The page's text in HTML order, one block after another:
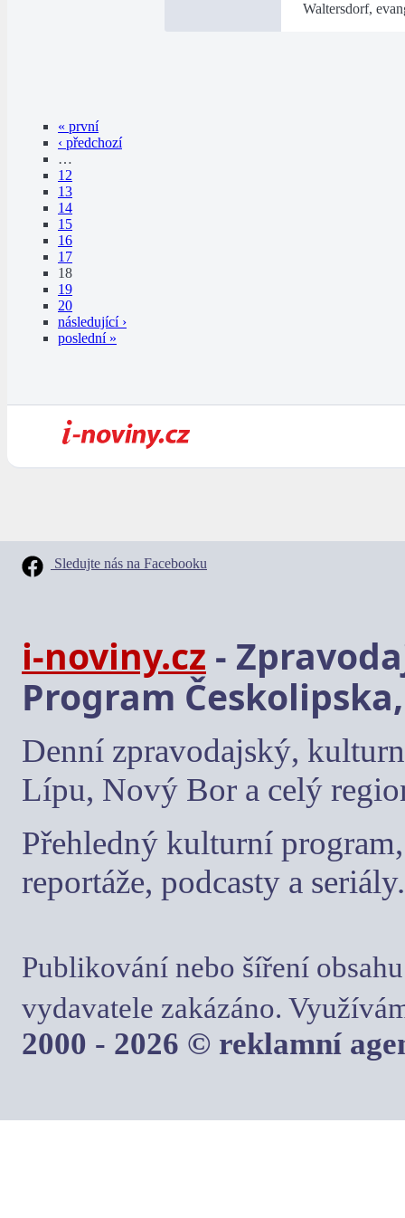
Waltersdorf,
« první
‹ předchozí
…
12
13
14
15
16
17
18
19
20
následující ›
poslední »
Sledujte nás na Facebooku
i-noviny.cz -
Program
Denní zpravodajský,
Lípu, Nový Bor a celý
Přehledný kulturní
reportáže, podcasty a seriály.
Publikování nebo šíření
vydavatele zakázáno.
2000 - 2026 © reklamní